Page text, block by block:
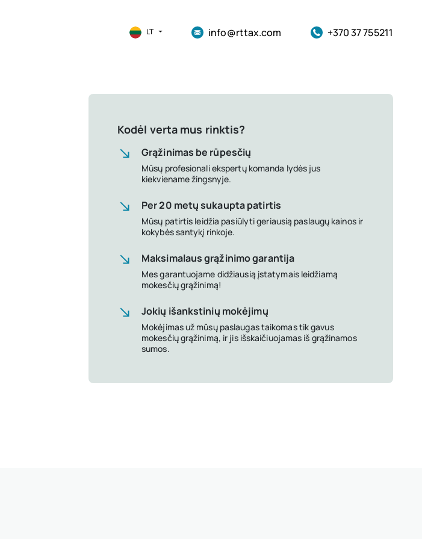
LT info@rttax.com +370 37 755211
Kodėl verta mus rinktis?
Grąžinimas be rūpesčių
Mūsų profesionali ekspertų komanda lydės jus
kiekviename žingsnyje.
Per 20 metų sukaupta patirtis
Mūsų patirtis leidžia pasiūlyti geriausią paslaugų kainos ir
kokybės santykį rinkoje.
Maksimalaus grąžinimo garantija
Mes garantuojame didžiausią įstatymais leidžiamą
mokesčių grąžinimą!
Jokių išankstinių mokėjimų
Mokėjimas už mūsų paslaugas taikomas tik gavus
mokesčių grąžinimą, ir jis išskaičiuojamas iš grąžinamos
sumos.